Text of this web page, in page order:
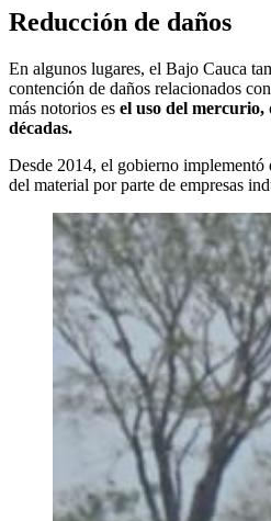
Reducción de daños
En algunos lugares, el Bajo Cauca
contención de daños relacionados
más notorios es el uso del mercurio,
décadas.
Desde 2014, el gobierno implementó
del material por parte de empresas